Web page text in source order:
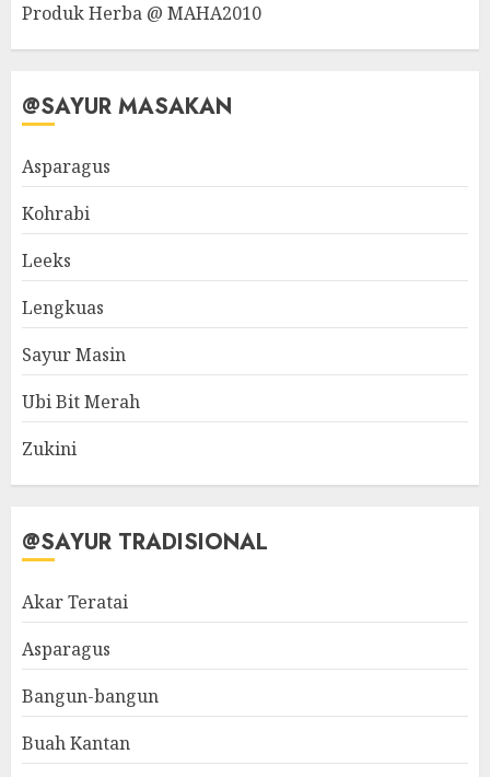
Produk Herba @ MAHA2010
@SAYUR MASAKAN
Asparagus
Kohrabi
Leeks
Lengkuas
Sayur Masin
Ubi Bit Merah
Zukini
@SAYUR TRADISIONAL
Akar Teratai
Asparagus
Bangun-bangun
Buah Kantan